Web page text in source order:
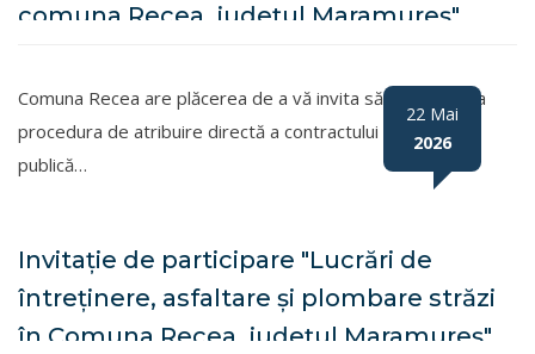
comuna Recea, județul Maramureș"
Comuna Recea are plăcerea de a vă invita să participați la
procedura de atribuire directă a contractului de achiziție
publică…
Invitație de participare "Lucrări de
întreținere, asfaltare și plombare străzi
în Comuna Recea, județul Maramureș"
22 Mai
2026